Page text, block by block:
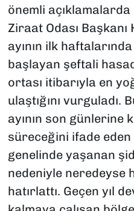
önemli
Ziraat Odası Başkanı
ayının ilk
başlayan şeftali
ortası itibarıyla en
ulaştığını vurguladı.
ayının son günlerine
süreceğini ifade eden
genelinde yaşanan
nedeniyle neredeyse
hatırlattı. Geçen yıl